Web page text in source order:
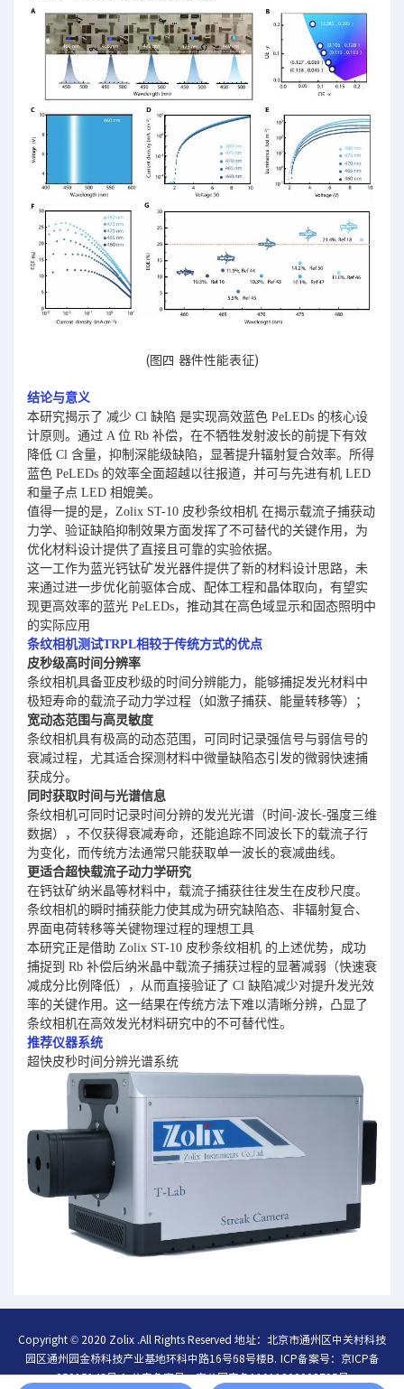
(图四 器件性能表征)
结论与意义
本研究揭示了 减少 Cl 缺陷 是实现高效蓝色 PeLEDs 的核心设
计原则。通过 A 位 Rb 补偿，在不牺牲发射波长的前提下有效
降低 Cl 含量，抑制深能级缺陷，显著提升辐射复合效率。所得
蓝色 PeLEDs 的效率全面超越以往报道，并可与先进有机 LED
和量子点 LED 相媲美。
值得一提的是，Zolix ST-10 皮秒条纹相机 在揭示载流子捕获动
力学、验证缺陷抑制效果方面发挥了不可替代的关键作用，为
优化材料设计提供了直接且可靠的实验依据。
这一工作为蓝光钙钛矿发光器件提供了新的材料设计思路，未
来通过进一步优化前驱体合成、配体工程和晶体取向，有望实
现更高效率的蓝光 PeLEDs，推动其在高色域显示和固态照明中
的实际应用
条纹相机测试TRPL相较于传统方式的优点
皮秒级高时间分辨率
条纹相机具备亚皮秒级的时间分辨能力，能够捕捉发光材料中
极短寿命的载流子动力学过程（如激子捕获、能量转移等）；
宽动态范围与高灵敏度
条纹相机具有极高的动态范围，可同时记录强信号与弱信号的
衰减过程，尤其适合探测材料中微量缺陷态引发的微弱快速捕
获成分。
同时获取时间与光谱信息
条纹相机可同时记录时间分辨的发光光谱（时间-波长-强度三维
数据），不仅获得衰减寿命，还能追踪不同波长下的载流子行
为变化，而传统方法通常只能获取单一波长的衰减曲线。
更适合超快载流子动力学研究
在钙钛矿纳米晶等材料中，载流子捕获往往发生在皮秒尺度。
条纹相机的瞬时捕获能力使其成为研究缺陷态、非辐射复合、
界面电荷转移等关键物理过程的理想工具
本研究正是借助 Zolix ST-10 皮秒条纹相机 的上述优势，成功
捕捉到 Rb 补偿后纳米晶中载流子捕获过程的显著减弱（快速衰
减成分比例降低），从而直接验证了 Cl 缺陷减少对提升发光效
率的关键作用。这一结果在传统方法下难以清晰分辨，凸显了
条纹相机在高效发光材料研究中的不可替代性。
推荐仪器系统
超快皮秒时间分辨光谱系统
Copyright © 2020 Zolix .All Rights Reserved 地址：北京市通州区中关村科技
园区通州园金桥科技产业基地环科中路16号68号楼B.
ICP备案号： 京ICP备
05015148号-1 公安备案号：京公网安备11011202003795号